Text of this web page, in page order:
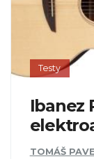
Testy
Ibanez
TOMÁŠ